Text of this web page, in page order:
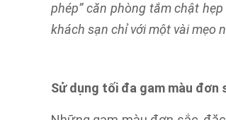
phép” căn phòng tắm chật
khách sạn chỉ với một vài mẹo
Sử dụng tối đa gam màu đơn